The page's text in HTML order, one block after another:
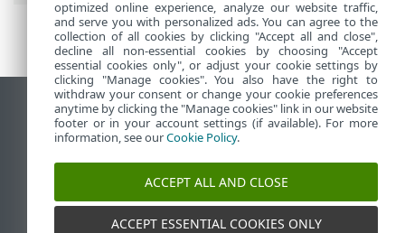
デスクトップサイトの表示
End of Life
ESETナレッジベース
ESETフォーラム
ESET Status Portal
optimized online experience, analyze our website traffic,
and serve you with personalized ads. You can agree to the
collection of all cookies by clicking "Accept all and close",
decline all non-essential cookies by choosing "Accept
essential cookies only", or adjust your cookie settings by
clicking "Manage cookies". You also have the right to
withdraw your consent or change your cookie preferences
anytime by clicking the "Manage cookies" link in our website
footer or in your account settings (if available). For more
information, see ourCookie Policy.
ACCEPT ALL AND CLOSE
ACCEPT ESSENTIAL COOKIES ONLY